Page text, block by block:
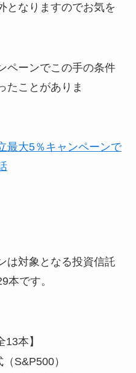
となりますのでお気を
ペーンでこの手の条件
たことがありま
最大5％キャンペーンで
は対象となる投資信託
本です。
本】
S&P500）